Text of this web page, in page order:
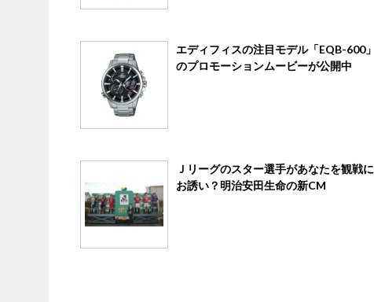
エディフィスの注目モデル「EQB-600」
のプロモーションムービーが公開中
Ｊリーグのスター選手があなたを観戦に
お誘い？明治安田生命の新CM